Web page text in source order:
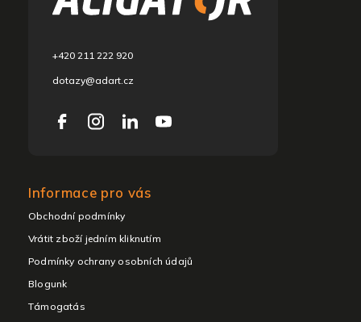
+420 211 222 920
dotazy@adart.cz
Informace pro vás
Obchodní podmínky
Vrátit zboží jedním kliknutím
Podmínky ochrany osobních údajů
Blogunk
Támogatás